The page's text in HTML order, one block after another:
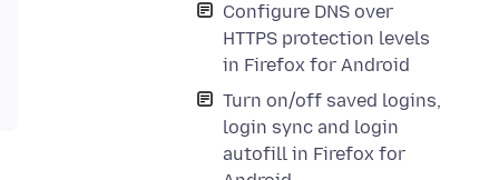
Configure DNS over
HTTPS protection levels
in Firefox for Android
Turn on/off saved logins,
login sync and login
autofill in Firefox for